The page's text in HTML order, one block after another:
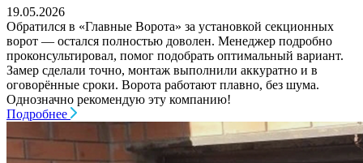
19.05.2026
Обратился в «Главные Ворота» за установкой секционных
ворот — остался полностью доволен. Менеджер подробно
проконсультировал, помог подобрать оптимальный вариант.
Замер сделали точно, монтаж выполнили аккуратно и в
оговорённые сроки. Ворота работают плавно, без шума.
Однозначно рекомендую эту компанию!
Подробнее